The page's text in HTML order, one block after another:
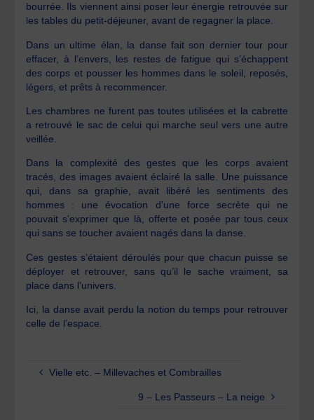
bourrée. Ils viennent ainsi poser leur énergie retrouvée sur
les tables du petit-déjeuner, avant de regagner la place.
Dans un ultime élan, la danse fait son dernier tour pour
effacer, à l’envers, les restes de fatigue qui s’échappent
des corps et pousser les hommes dans le soleil, reposés,
légers, et prêts à recommencer.
Les chambres ne furent pas toutes utilisées et la cabrette
a retrouvé le sac de celui qui marche seul vers une autre
veillée.
Dans la complexité des gestes que les corps avaient
tracés, des images avaient éclairé la salle. Une puissance
qui, dans sa graphie, avait libéré les sentiments des
hommes : une évocation d’une force secrète qui ne
pouvait s’exprimer que là, offerte et posée par tous ceux
qui sans se toucher avaient nagés dans la danse.
Ces gestes s’étaient déroulés pour que chacun puisse se
déployer et retrouver, sans qu’il le sache vraiment, sa
place dans l’univers.
Ici, la danse avait perdu la notion du temps pour retrouver
celle de l’espace.
Vielle etc. – Millevaches et Combrailles
9 – Les Passeurs – La neige